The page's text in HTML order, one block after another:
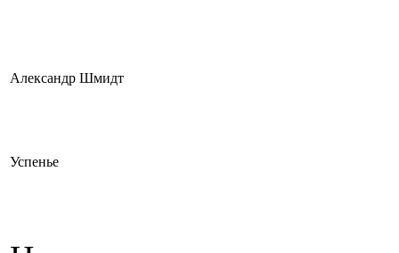
Александр Шмидт
Успенье